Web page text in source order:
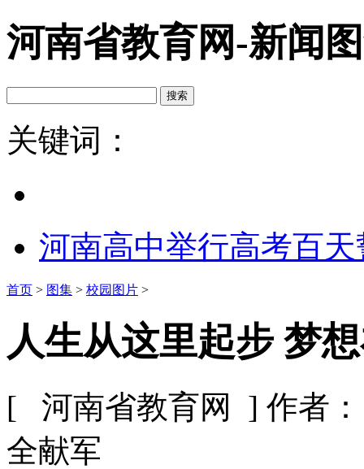
河南省教育网-新闻
关键词：
河南高中举行高考百
首页 > 图集 > 校园图片 >
人生从这里起步 梦
[ 河南省教育网 ] 作者：
全献军